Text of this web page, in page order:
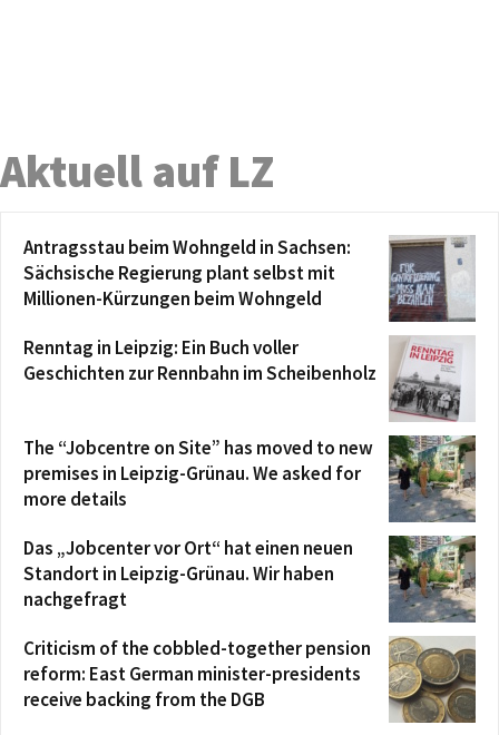
Aktuell auf LZ
Antragsstau beim Wohngeld in Sachsen:
Sächsische Regierung plant selbst mit
Millionen-Kürzungen beim Wohngeld
Renntag in Leipzig: Ein Buch voller
Geschichten zur Rennbahn im Scheibenholz
The “Jobcentre on Site” has moved to new
premises in Leipzig-Grünau. We asked for
more details
Das „Jobcenter vor Ort“ hat einen neuen
Standort in Leipzig-Grünau. Wir haben
nachgefragt
Criticism of the cobbled-together pension
reform: East German minister-presidents
receive backing from the DGB